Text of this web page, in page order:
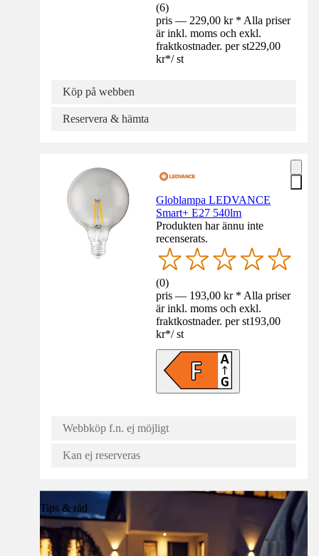
(6)
pris — 229,00 kr * Alla priser
är inkl. moms och exkl.
fraktkostnader. per st229,00
kr*/ st
Köp på webben
Reservera & hämta
Globlampa LEDVANCE
Smart+ E27 540lm
Produkten har ännu inte
recenserats.
(0)
pris — 193,00 kr * Alla priser
är inkl. moms och exkl.
fraktkostnader. per st193,00
kr*/ st
Webbköp f.n. ej möjligt
Kan ej reserveras
Tips & råd